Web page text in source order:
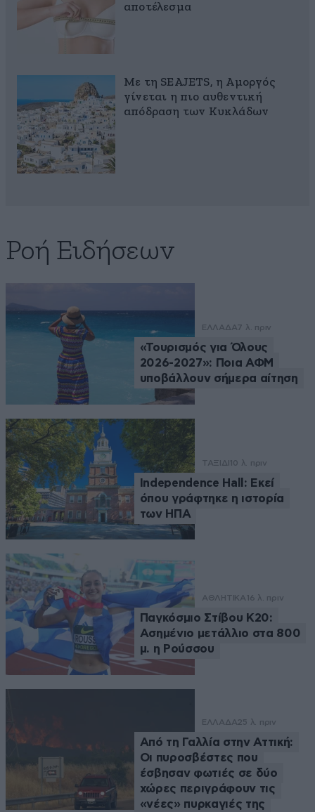
αποτέλεσμα
Με τη SEAJETS, η Αμοργός
γίνεται η πιο αυθεντική
απόδραση των Κυκλάδων
Ροή Ειδήσεων
ΕΛΛΑΔΑ7 λ. πριν
«Τουρισμός για Όλους
2026-2027»: Ποια ΑΦΜ
υποβάλλουν σήμερα αίτηση
ΤΑΞΙΔΙ 10 λ. πριν
Independence Hall: Εκεί
όπου γράφτηκε η ιστορία
των ΗΠΑ
ΑΘΛΗΤΙΚΑ 16 λ. πριν
Παγκόσμιο Στίβου Κ20:
Ασημένιο μετάλλιο στα 800
μ. η Ρούσσου
ΕΛΛΑΔΑ25 λ. πριν
Από τη Γαλλία στην Αττική:
Οι πυροσβέστες που
έσβησαν φωτιές σε δύο
χώρες περιγράφουν τις
«νέες» πυρκαγιές της